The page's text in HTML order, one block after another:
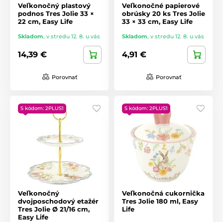
Veľkonočný plastový
podnos Tres Jolie 33 ×
22 cm, Easy Life
Skladom, v stredu 12. 8. u vás
14,39 €
Porovnať
Veľkonočné papierové
obrúsky 20 ks Tres Jolie
33 × 33 cm, Easy Life
Skladom, v stredu 12. 8. u vás
4,91 €
Porovnať
S kódom: 2PLUS1
Veľkonočný
dvojposchodový etažér
Tres Jolie Ø 21/16 cm,
Easy Life
S kódom: 2PLUS1
Veľkonočná cukornička
Tres Jolie 180 ml, Easy
Life